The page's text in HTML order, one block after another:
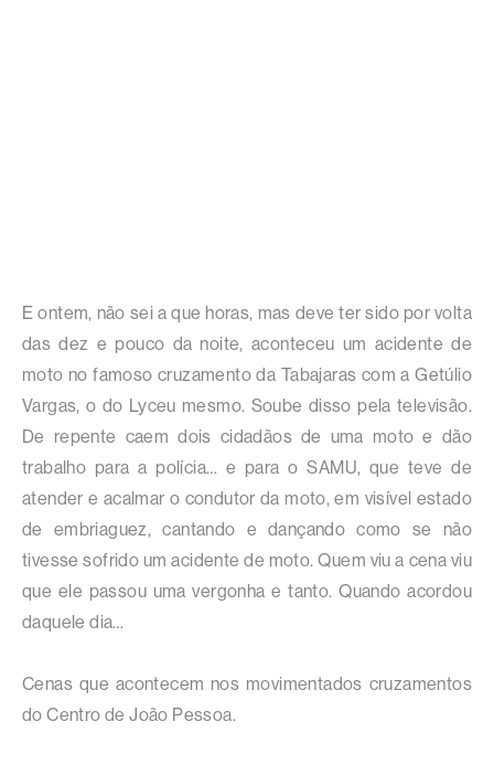
E ontem, não sei a que horas, mas deve ter sido por volta
das dez e pouco da noite, aconteceu um acidente de
moto no famoso cruzamento da Tabajaras com a Getúlio
Vargas, o do Lyceu mesmo. Soube disso pela televisão.
De repente caem dois cidadãos de uma moto e dão
trabalho para a polícia… e para o SAMU, que teve de
atender e acalmar o condutor da moto, em visível estado
de embriaguez, cantando e dançando como se não
tivesse sofrido um acidente de moto. Quem viu a cena viu
que ele passou uma vergonha e tanto. Quando acordou
daquele dia…
Cenas que acontecem nos movimentados cruzamentos
do Centro de João Pessoa.